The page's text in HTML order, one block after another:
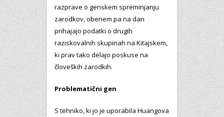
razprave o genskem spreminjanju
zarodkov, obenem pa na dan
prihajajo podatki o drugih
raziskovalnih skupinah na Kitajskem,
ki prav tako delajo poskuse na
človeških zarodkih.
Problematični gen
S tehniko, ki jo je uporabila Huangova